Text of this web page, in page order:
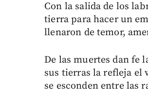
Con la salida de los
tierra para hacer un
llenaron de temor,
De las muertes dan fe
sus tierras la refleja el
se esconden entre las